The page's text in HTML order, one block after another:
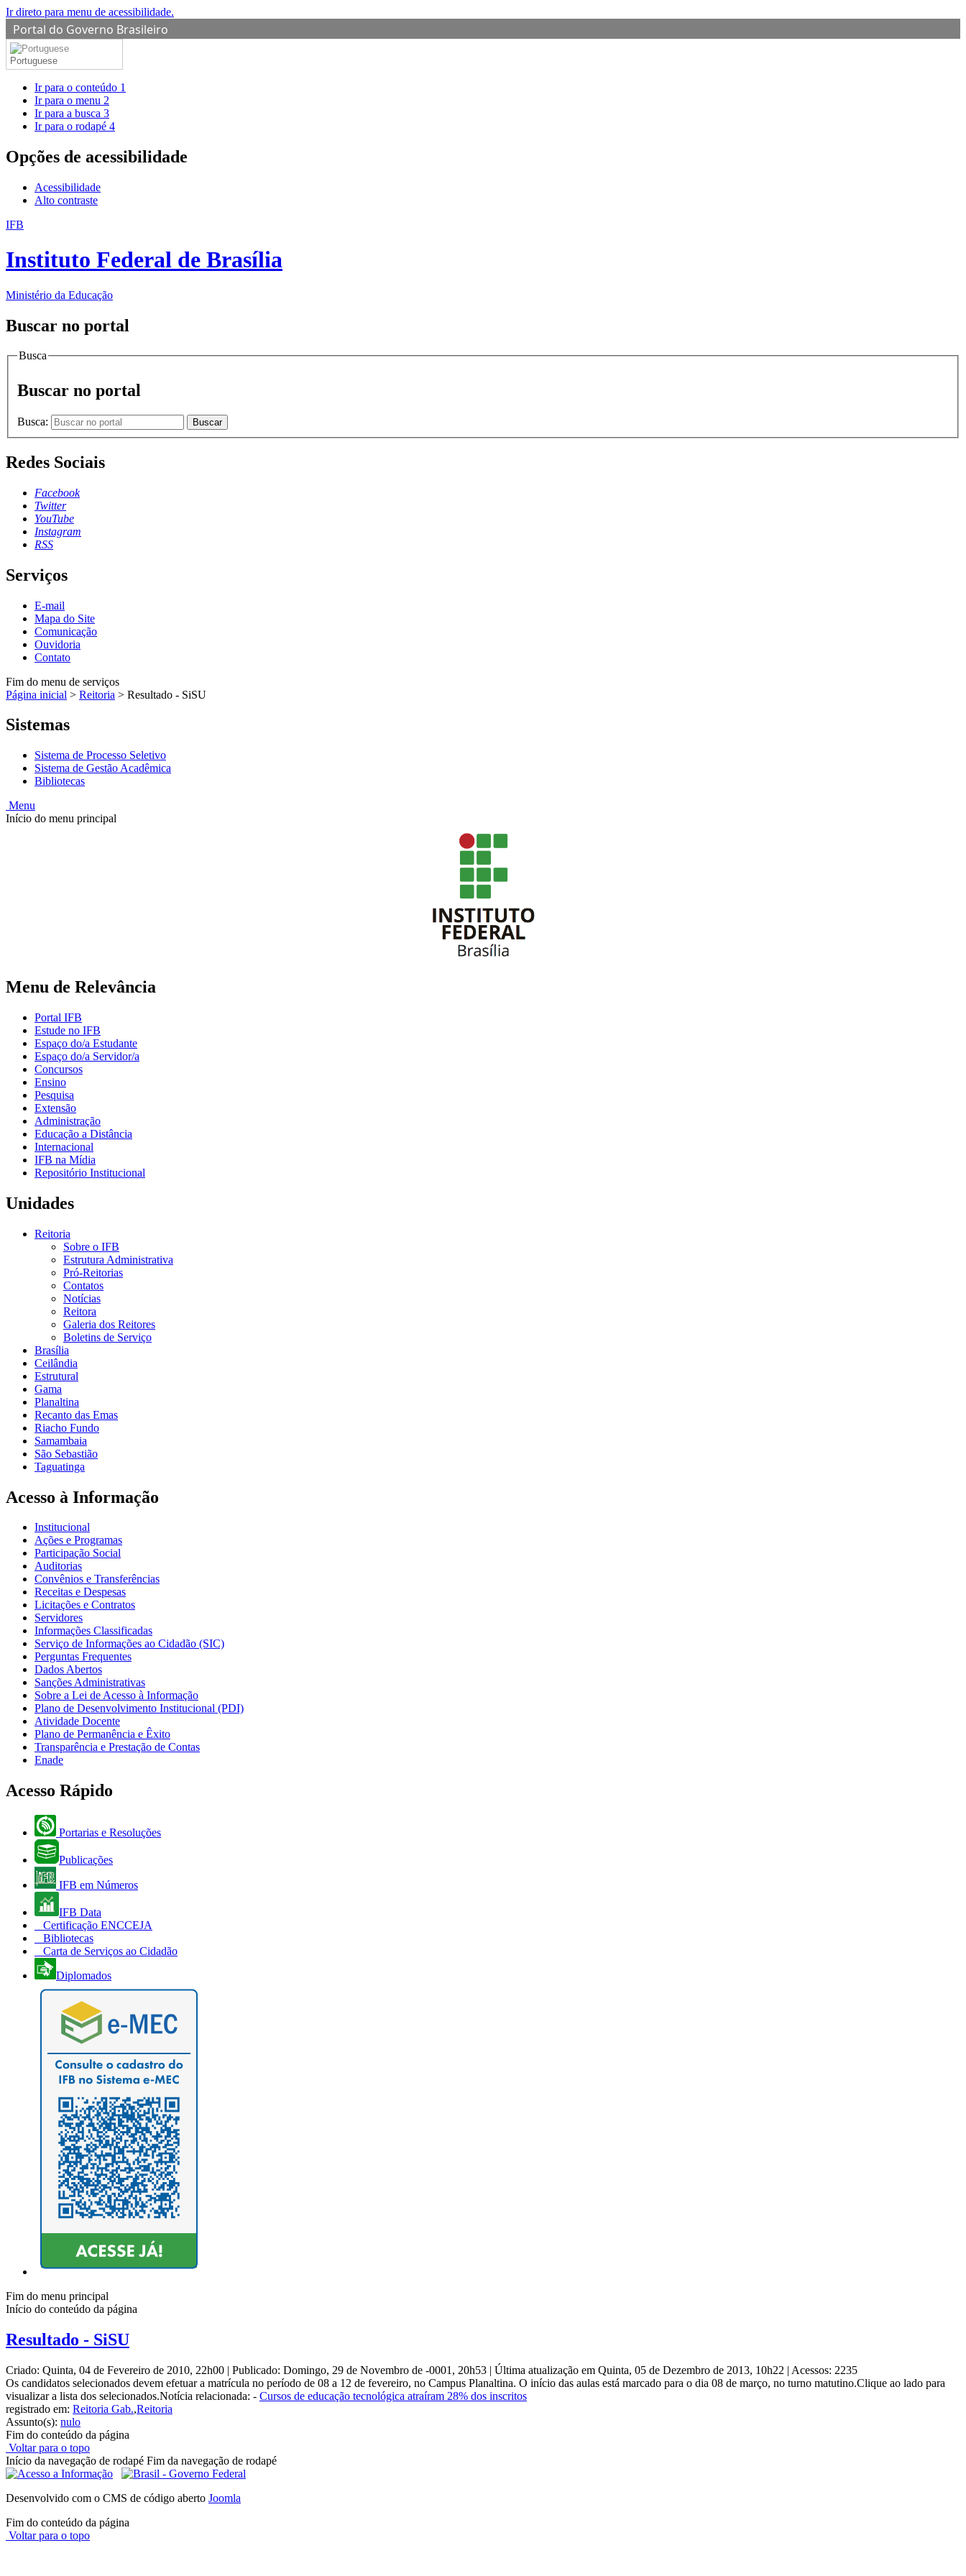
Ir direto para menu de acessibilidade.
Portal do Governo Brasileiro
Portuguese
Ir para o conteúdo 1
Ir para o menu 2
Ir para a busca 3
Ir para o rodapé 4
Opções de acessibilidade
Acessibilidade
Alto contraste
IFB
Instituto Federal de Brasília
Ministério da Educação
Buscar no portal
Busca
Buscar no portal
Busca: Buscar
Redes Sociais
Facebook
Twitter
YouTube
Instagram
RSS
Serviços
E-mail
Mapa do Site
Comunicação
Ouvidoria
Contato
Fim do menu de serviços
Página inicial > Reitoria > Resultado - SiSU
Sistemas
Sistema de Processo Seletivo
Sistema de Gestão Acadêmica
Bibliotecas
Menu
Início do menu principal
Menu de Relevância
Portal IFB
Estude no IFB
Espaço do/a Estudante
Espaço do/a Servidor/a
Concursos
Ensino
Pesquisa
Extensão
Administração
Educação a Distância
Internacional
IFB na Mídia
Repositório Institucional
Unidades
Reitoria
Sobre o IFB
Estrutura Administrativa
Pró-Reitorias
Contatos
Notícias
Reitora
Galeria dos Reitores
Boletins de Serviço
Brasília
Ceilândia
Estrutural
Gama
Planaltina
Recanto das Emas
Riacho Fundo
Samambaia
São Sebastião
Taguatinga
Acesso à Informação
Institucional
Ações e Programas
Participação Social
Auditorias
Convênios e Transferências
Receitas e Despesas
Licitações e Contratos
Servidores
Informações Classificadas
Serviço de Informações ao Cidadão (SIC)
Perguntas Frequentes
Dados Abertos
Sanções Administrativas
Sobre a Lei de Acesso à Informação
Plano de Desenvolvimento Institucional (PDI)
Atividade Docente
Plano de Permanência e Êxito
Transparência e Prestação de Contas
Enade
Acesso Rápido
Portarias e Resoluções
Publicações
IFB em Números
IFB Data
Certificação ENCCEJA
Bibliotecas
Carta de Serviços ao Cidadão
Diplomados
Fim do menu principal
Início do conteúdo da página
Resultado - SiSU
Criado: Quinta, 04 de Fevereiro de 2010, 22h00 | Publicado: Domingo, 29 de Novembro de -0001, 20h53 | Última atualização em Quinta, 05 de Dezembro de 2013, 10h22 | Acessos: 2235
Os candidatos selecionados devem efetuar a matrícula no período de 08 a 12 de fevereiro, no Campus Planaltina. O início das aulas está marcado para o dia 08 de março, no turno matutino.Clique ao lado para
visualizar a lista dos selecionados.Notícia relacionada: - Cursos de educação tecnológica atraíram 28% dos inscritos
registrado em: Reitoria Gab.,Reitoria
Assunto(s): nulo
Fim do conteúdo da página
Voltar para o topo
Início da navegação de rodapé Fim da navegação de rodapé
Desenvolvido com o CMS de código aberto Joomla
Fim do conteúdo da página
Voltar para o topo